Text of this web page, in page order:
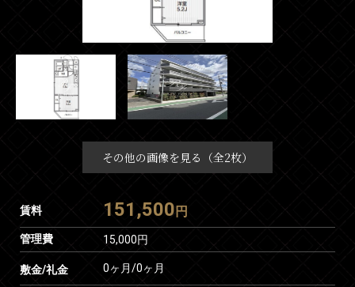
その他の画像を見る（全2枚）
賃料 151,500 円
管理費 15,000円
敷金/礼金 0ヶ月/0ヶ月